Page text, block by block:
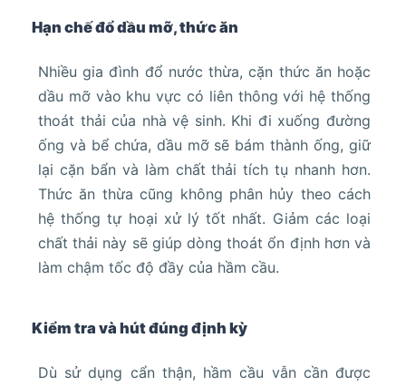
Hạn chế đổ dầu mỡ, thức ăn
Nhiều gia đình đổ nước thừa, cặn thức ăn hoặc
dầu mỡ vào khu vực có liên thông với hệ thống
thoát thải của nhà vệ sinh. Khi đi xuống đường
ống và bể chứa, dầu mỡ sẽ bám thành ống, giữ
lại cặn bẩn và làm chất thải tích tụ nhanh hơn.
Thức ăn thừa cũng không phân hủy theo cách
hệ thống tự hoại xử lý tốt nhất. Giảm các loại
chất thải này sẽ giúp dòng thoát ổn định hơn và
làm chậm tốc độ đầy của hầm cầu.
Kiểm tra và hút đúng định kỳ
Dù sử dụng cẩn thận, hầm cầu vẫn cần được